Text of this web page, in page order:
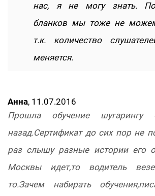
нас, я не могу знать. По
бланков мы тоже не можем
т.к. количество
меняется.
Анна, 11.07.2016
Прошла обучение шугарингу
назад.Сертификат до сих пор не
раз слышу разные истории его
Москвы идет,то водитель
то.Зачем набирать